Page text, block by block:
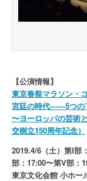
【公演情報】
東京春祭マラソン・
宮廷の時代――5つの
〜ヨーロッパの芸術
交樹立150周年記念）
2019.4/6（土）第I部
部：17:00〜第V部：
東京文化会館 小ホー